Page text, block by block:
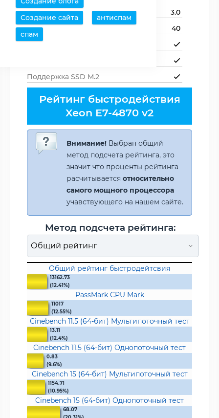
Создание сайта
антиспам
спам
Версия PCI Express
3.0
Линий PCIe
40
Поддержка NVMe
Поддержка SSD M.2
Рейтинг быстродействия
Xeon E7-4870 v2
Внимание! Выбран общий
метод подсчета рейтинга, это
значит что проценты рейтинга
расчитывается относительно
самого мощного процессора
учавствующего на нашем сайте.
Метод подсчета рейтинга:
Общий рейтинг быстродейтсвия
13162.73
(12.41%)
PassMark CPU Mark
11017
(12.55%)
Cinebench 11.5 (64-бит) Мультипоточный тест
13.11
(12.4%)
Cinebench 11.5 (64-бит) Однопоточный тест
0.83
(9.6%)
Cinebench 15 (64-бит) Мультипоточный тест
1154.71
(10.95%)
Cinebench 15 (64-бит) Однопоточный тест
68.07